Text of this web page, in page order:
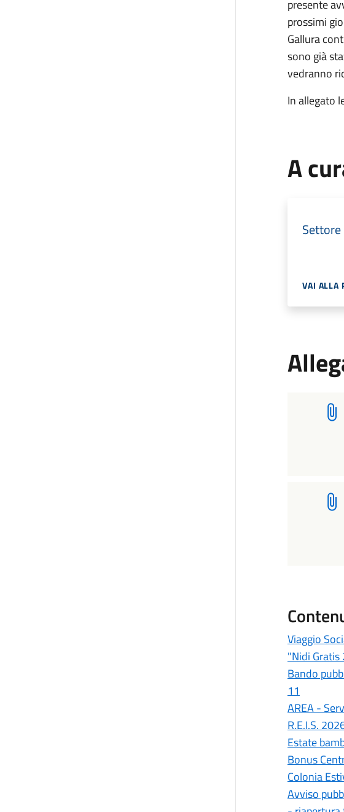
presente
prossimi
Gallura
sono già
vedranno
In allegato
A
Settore
VAI ALLA
Viaggio
"Nidi
Bando
11
AREA -
R.E.I.S.
Estate
Bonus
Colonia
Avviso